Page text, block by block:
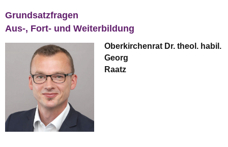
Grundsatzfragen
Aus-, Fort- und Weiterbildung
Oberkirchenrat Dr. theol. habil.
Georg
Raatz